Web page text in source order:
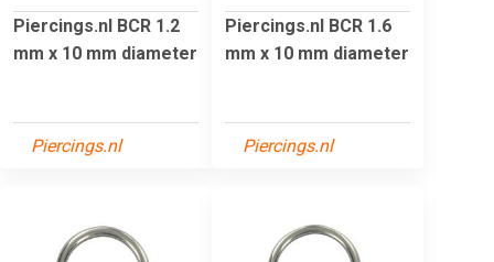
Piercings.nl BCR 1.2
mm x 10 mm diameter
Piercings.nl
Piercings.nl BCR 1.6
mm x 10 mm diameter
Piercings.nl